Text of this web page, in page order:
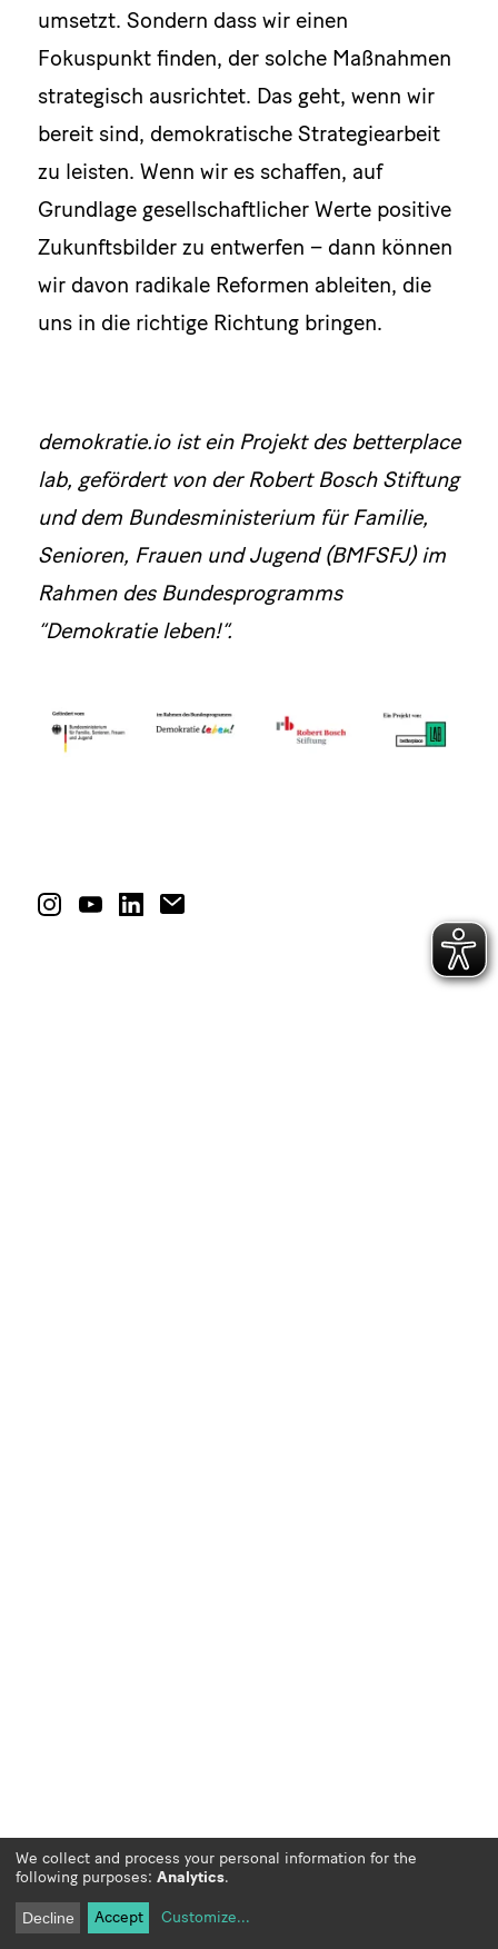
umsetzt. Sondern dass wir einen
Fokuspunkt finden, der solche Maßnahmen
strategisch ausrichtet. Das geht, wenn wir
bereit sind, demokratische Strategiearbeit
zu leisten. Wenn wir es schaffen, auf
Grundlage gesellschaftlicher Werte positive
Zukunftsbilder zu entwerfen – dann können
wir davon radikale Reformen ableiten, die
uns in die richtige Richtung bringen.
demokratie.io ist ein Projekt des betterplace
lab, gefördert von der Robert Bosch Stiftung
und dem Bundesministerium für Familie,
Senioren, Frauen und Jugend (BMFSFJ) im
Rahmen des Bundesprogramms
“Demokratie leben!”.
We collect and process your personal information for the
following purposes: Analytics.
Decline Accept Customize...